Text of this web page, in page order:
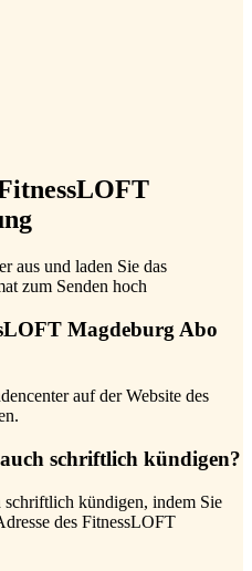
aus und laden Sie das
zum Senden hoch
Magdeburg Abo
auf der Website des
schriftlich kündigen?
schriftlich kündigen, indem Sie
des FitnessLOFT